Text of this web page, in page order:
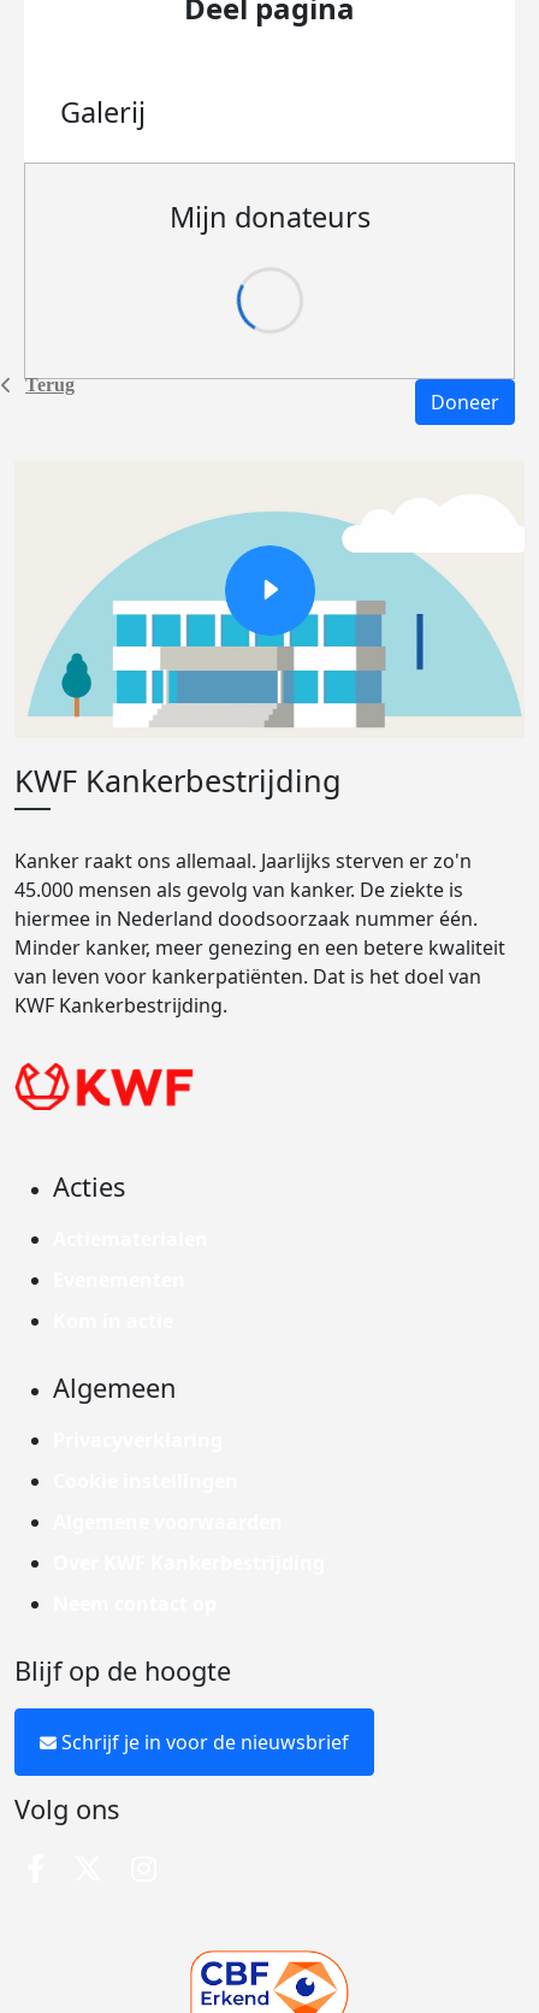
Terug
Galerij
Mijn donateurs
Doneer
KWF Kankerbestrijding
Kanker raakt ons allemaal. Jaarlijks sterven er zo'n
45.000 mensen als gevolg van kanker. De ziekte is
hiermee in Nederland doodsoorzaak nummer één.
Minder kanker, meer genezing en een betere kwaliteit
van leven voor kankerpatiënten. Dat is het doel van
KWF Kankerbestrijding.
Acties
Algemeen
Blijf op de hoogte
Schrijf je in voor de nieuwsbrief
Volg ons